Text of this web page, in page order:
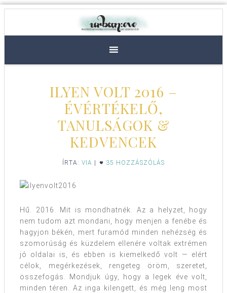
ILYEN VOLT 2016 –
ÉVÉRTÉKELŐ,
TANULSÁGOK &
KEDVENCEK
ÍRTA: VIA 35 HOZZÁSZÓLÁS
Hű. 2016. Mit is mondhatnék. Az a helyzet, hogy
nem tudom azt mondani, hogy menjen a fenébe és
hagyjon békén, mert furamód minden nehézség és
szomorúság és küzdelem ellenére voltak extrémen
jó oldalai is, és ebben is kiemelkedő volt — elért
célok, megérkezések, rengeteg öröm, szeretet,
összefogás. Mondjuk úgy, hogy a legek éve volt,
minden téren. Az inga kilengett, és még leng most